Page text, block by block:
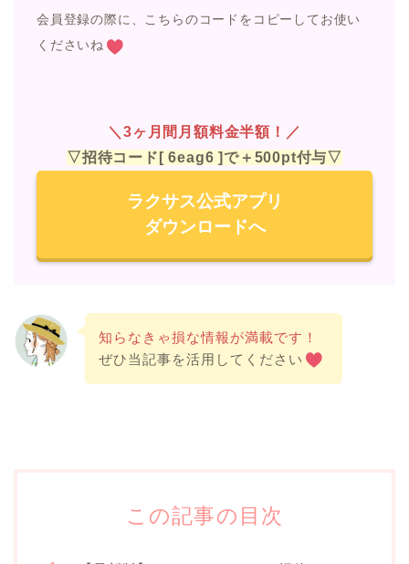
会員登録の際に、こちらのコードをコピーしてお使い
くださいね
＼3ヶ月間月額料金半額！／
▽招待コード[ 6eag6 ]で＋500pt付与▽
ラクサス公式アプリ
ダウンロードへ
知らなきゃ損な情報が満載です！
ぜひ当記事を活用してください
この記事の目次